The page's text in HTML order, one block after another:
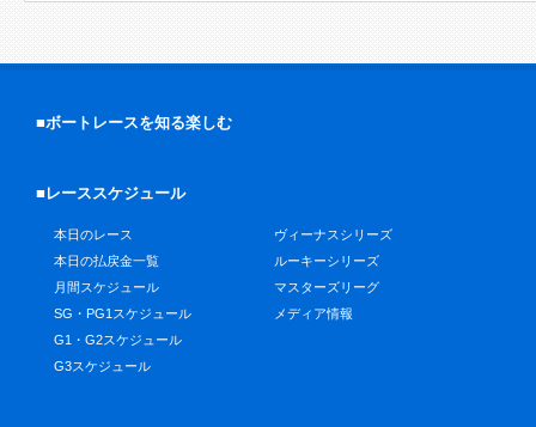
■ボートレースを知る楽しむ
■レーススケジュール
本日のレース
本日の払戻金一覧
月間スケジュール
SG・PG1スケジュール
G1・G2スケジュール
G3スケジュール
ヴィーナスシリーズ
ルーキーシリーズ
マスターズリーグ
メディア情報